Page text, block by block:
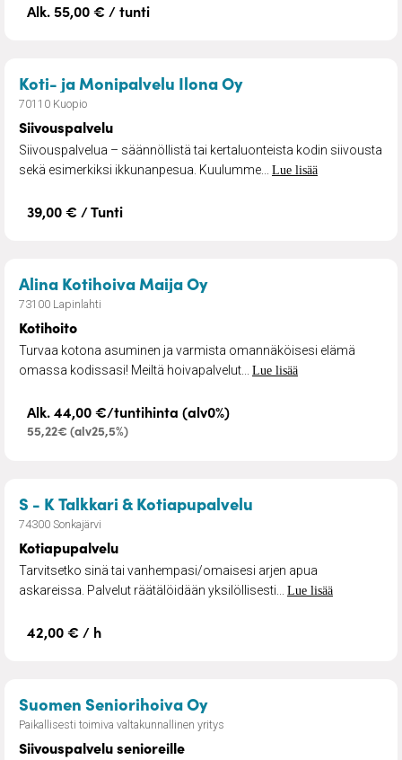
Alk. 55,00 € / tunti
Koti- ja Monipalvelu Ilona Oy– Siivouspalvelu
70110 Kuopio
Siivouspalvelu
Siivouspalvelua – säännöllistä tai kertaluonteista kodin siivousta
sekä esimerkiksi ikkunanpesua. Kuulumme... Lue lisää
39,00 € / Tunti
Alina Kotihoiva Maija Oy– Kotihoito
73100 Lapinlahti
Kotihoito
Turvaa kotona asuminen ja varmista omannäköisesi elämä
omassa kodissasi! Meiltä hoivapalvelut... Lue lisää
Alk. 44,00 €/tuntihinta (alv0%)
55,22€ (alv25,5%)
S - K Talkkari & Kotiapupalvelu
74300 Sonkajärvi
Kotiapupalvelu
Tarvitsetko sinä tai vanhempasi/omaisesi arjen apua
askareissa. Palvelut räätälöidään yksilöllisesti... Lue lisää
42,00 € / h
Suomen Seniorihoiva Oy– Siivouspalvelu
Paikallisesti toimiva valtakunnallinen yritys
Siivouspalvelu senioreille